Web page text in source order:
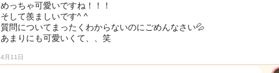
めっちゃ可愛いですね！！！
そして羨ましいです^ ^
質問についてまったくわからないのにごめんなさい💦
あまりにも可愛いくて、、笑
4月11日